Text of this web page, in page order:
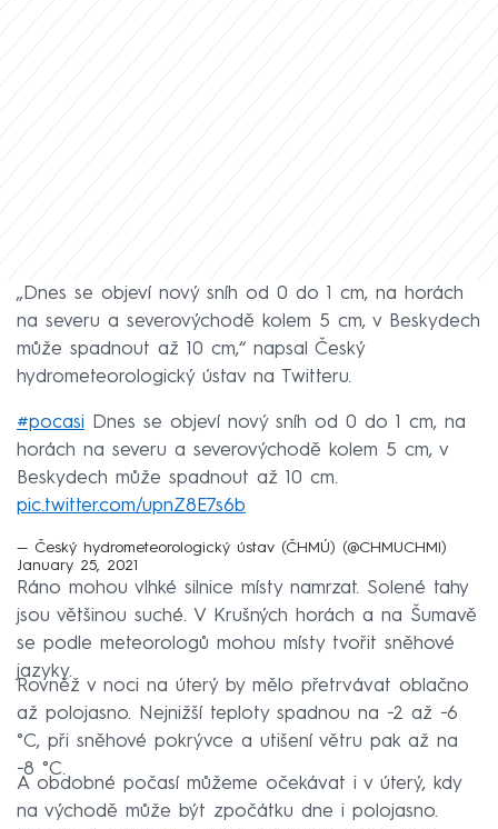
„Dnes se objeví nový sníh od 0 do 1 cm, na horách
na severu a severovýchodě kolem 5 cm, v Beskydech
může spadnout až 10 cm,“ napsal Český
hydrometeorologický ústav na Twitteru.
#pocasi Dnes se objeví nový sníh od 0 do 1 cm, na
horách na severu a severovýchodě kolem 5 cm, v
Beskydech může spadnout až 10 cm.
pic.twitter.com/upnZ8E7s6b
— Český hydrometeorologický ústav (ČHMÚ) (@CHMUCHMI)
January 25, 2021
Ráno mohou vlhké silnice místy namrzat. Solené tahy
jsou většinou suché. V Krušných horách a na Šumavě
se podle meteorologů mohou místy tvořit sněhové
jazyky.
Rovněž v noci na úterý by mělo přetrvávat oblačno
až polojasno. Nejnižší teploty spadnou na −2 až −6
°C, při sněhové pokrývce a utišení větru pak až na
−8 °C.
A obdobné počasí můžeme očekávat i v úterý, kdy
na východě může být zpočátku dne i polojasno.